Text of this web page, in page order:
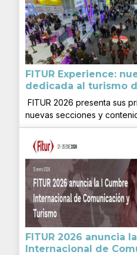
FITUR Experience:
dedicada al turismo
FITUR 2026 presenta sus
nuevas secciones y
FITUR 2026 anuncia
Internacional de